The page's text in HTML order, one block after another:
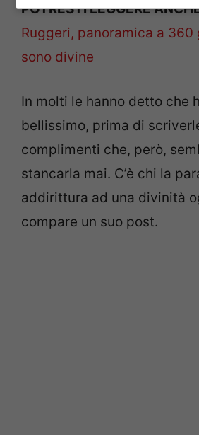
POTRESTI LEGGERE
Ruggeri, panoramica a 360
sono divine
In molti le hanno detto che
bellissimo, prima di
complimenti che, però,
stancarla mai. C’è chi la
addirittura ad una divinità
compare un suo post.